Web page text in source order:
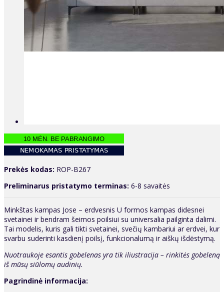
Prekės kodas: ROP-B267
Preliminarus pristatymo terminas: 6-8 savaitės
Minkštas kampas Jose – erdvesnis U formos kampas didesnei
svetainei ir bendram šeimos poilsiui su universalia pailginta dalimi.
Tai modelis, kuris gali tikti svetainei, svečių kambariui ar erdvei, kur
svarbu suderinti kasdienį poilsį, funkcionalumą ir aiškų išdėstymą.
Nuotraukoje esantis gobelenas yra tik iliustracija – rinkitės gobeleną
iš mūsų siūlomų audinių.
Pagrindinė informacija: